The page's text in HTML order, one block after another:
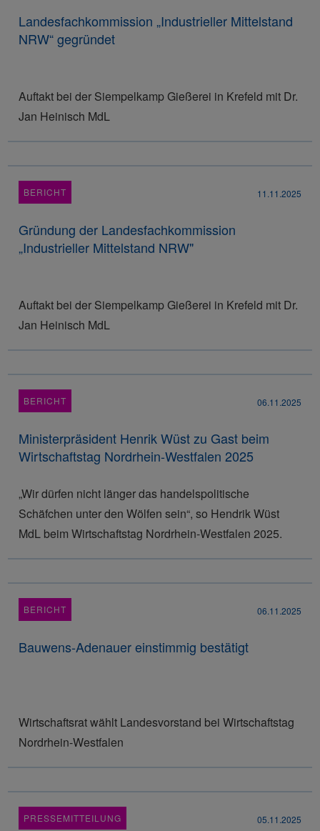
Landesfachkommission „Industrieller Mittelstand
NRW“ gegründet
Auftakt bei der Siempelkamp Gießerei in Krefeld mit Dr.
Jan Heinisch MdL
BERICHT 11.11.2025
Gründung der Landesfachkommission
„Industrieller Mittelstand NRW"
Auftakt bei der Siempelkamp Gießerei in Krefeld mit Dr.
Jan Heinisch MdL
BERICHT 06.11.2025
Ministerpräsident Henrik Wüst zu Gast beim
Wirtschaftstag Nordrhein-Westfalen 2025
„Wir dürfen nicht länger das handelspolitische
Schäfchen unter den Wölfen sein“, so Hendrik Wüst
MdL beim Wirtschaftstag Nordrhein-Westfalen 2025.
BERICHT 06.11.2025
Bauwens-Adenauer einstimmig bestätigt
Wirtschaftsrat wählt Landesvorstand bei Wirtschaftstag
Nordrhein-Westfalen
PRESSEMITTEILUNG 05.11.2025